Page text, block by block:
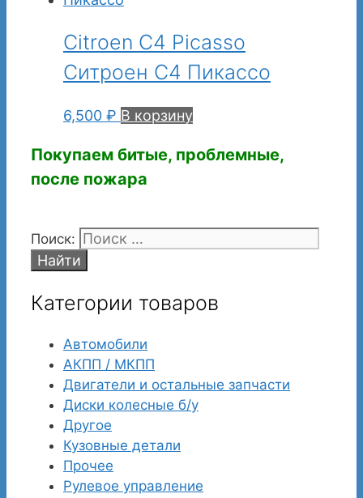
Citroen C4 Picasso
Ситроен С4 Пикассо
6,500 ₽ В корзину
Покупаем битые, проблемные,
после пожара
Поиск:
Категории товаров
Автомобили
АКПП / МКПП
Двигатели и остальные запчасти
Диски колесные б/у
Другое
Кузовные детали
Прочее
Рулевое управление